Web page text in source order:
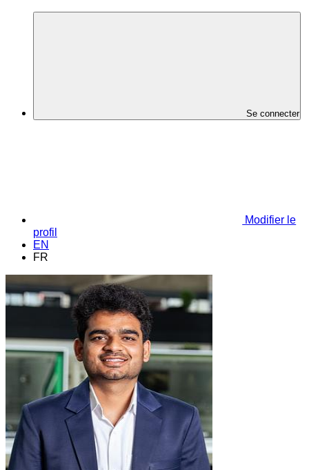
Se connecter
Modifier le
profil
EN
FR